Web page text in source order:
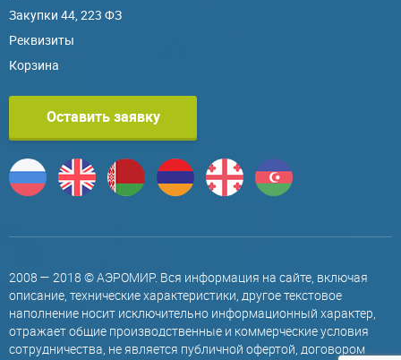
Закупки 44, 223 ФЗ
Реквизиты
Корзина
Оставить заявку
2008 — 2018 © АЭРОМИР. Вся информация на сайте, включая
описание, технические характеристики, другое текстовое
наполнение носит исключительно информационный характер,
отражает общие производственные и коммерческие условия
сотрудничества, не является публичной офертой, договором